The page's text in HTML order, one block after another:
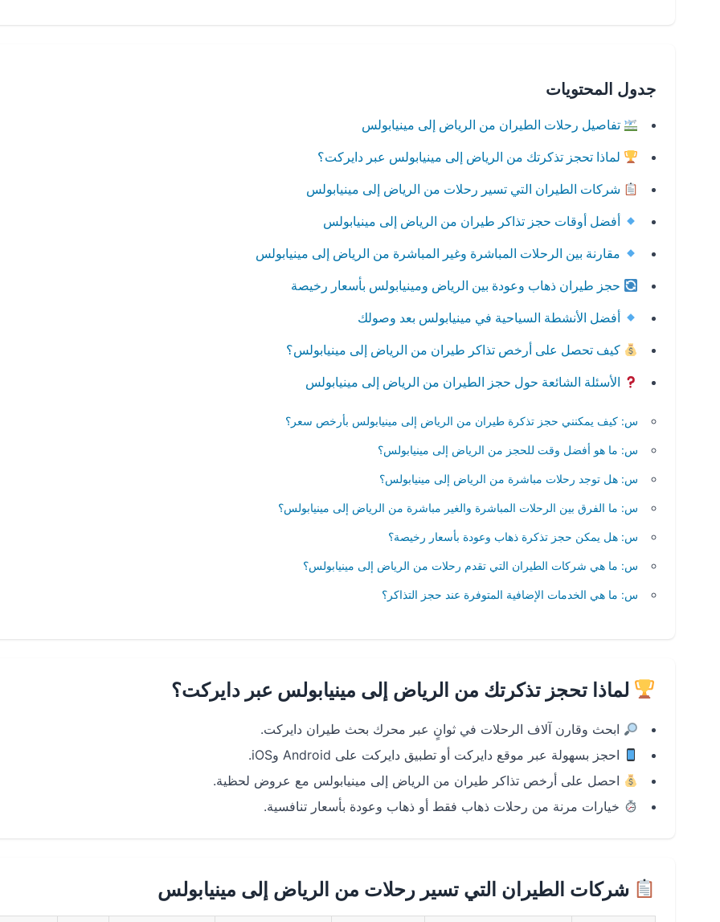
جدول المحتويات
تفاصيل رحلات الطيران من الرياض إلى مينيابولس
لماذا تحجز تذكرتك من الرياض إلى مينيابولس عبر دايركت؟
شركات الطيران التي تسير رحلات من الرياض إلى مينيابولس
أفضل أوقات حجز تذاكر طيران من الرياض إلى مينيابولس
مقارنة بين الرحلات المباشرة وغير المباشرة من الرياض إلى مينيابولس
حجز طيران ذهاب وعودة بين الرياض ومينيابولس بأسعار رخيصة
أفضل الأنشطة السياحية في مينيابولس بعد وصولك
كيف تحصل على أرخص تذاكر طيران من الرياض إلى مينيابولس؟
الأسئلة الشائعة حول حجز الطيران من الرياض إلى مينيابولس
س: كيف يمكنني حجز تذكرة طيران من الرياض إلى مينيابولس بأرخص سعر؟
س: ما هو أفضل وقت للحجز من الرياض إلى مينيابولس؟
س: هل توجد رحلات مباشرة من الرياض إلى مينيابولس؟
س: ما الفرق بين الرحلات المباشرة والغير مباشرة من الرياض إلى مينيابولس؟
س: هل يمكن حجز تذكرة ذهاب وعودة بأسعار رخيصة؟
س: ما هي شركات الطيران التي تقدم رحلات من الرياض إلى مينيابولس؟
س: ما هي الخدمات الإضافية المتوفرة عند حجز التذاكر؟
لماذا تحجز تذكرتك من الرياض إلى مينيابولس عبر دايركت؟
ابحث وقارن آلاف الرحلات في ثوانٍ عبر محرك بحث طيران دايركت.
احجز بسهولة عبر موقع دايركت أو تطبيق دايركت على Android وiOS.
احصل على أرخص تذاكر طيران من الرياض إلى مينيابولس مع عروض لحظية.
خيارات مرنة من رحلات ذهاب فقط أو ذهاب وعودة بأسعار تنافسية.
شركات الطيران التي تسير رحلات من الرياض إلى مينيابولس